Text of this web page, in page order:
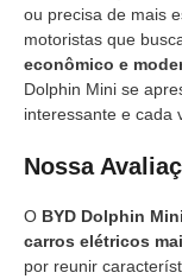
ou precisa de mais
motoristas que
econômico e
Dolphin Mini se
interessante e cada
Nossa
O BYD Dolphin Mini
carros elétricos
por reunir